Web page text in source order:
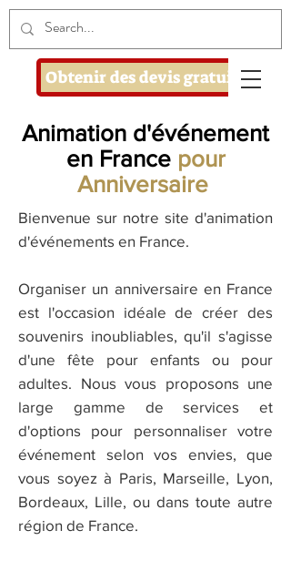
Obtenir des devis gratuits
Animation d'événement
en France pour
Anniversaire
Bienvenue sur notre site d'animation
d'événements en France.
Organiser un anniversaire en France
est l'occasion idéale de créer des
souvenirs inoubliables, qu'il s'agisse
d'une fête pour enfants ou pour
adultes. Nous vous proposons une
large gamme de services et
d'options pour personnaliser votre
événement selon vos envies, que
vous soyez à Paris, Marseille, Lyon,
Bordeaux, Lille, ou dans toute autre
région de France.